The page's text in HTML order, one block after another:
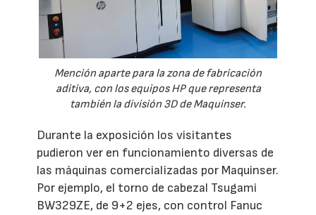
Mención aparte para la zona de fabricación
aditiva, con los equipos HP que representa
también la división 3D de Maquinser.
Durante la exposición los visitantes
pudieron ver en funcionamiento diversas de
las máquinas comercializadas por Maquinser.
Por ejemplo, el torno de cabezal Tsugami
BW329ZE, de 9+2 ejes, con control Fanuc